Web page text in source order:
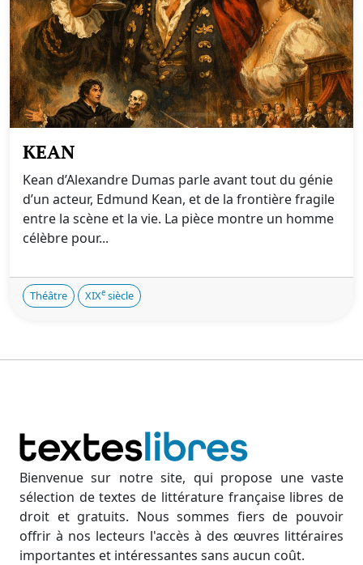
KEAN
Kean d’Alexandre Dumas parle avant tout du génie
d’un acteur, Edmund Kean, et de la frontière fragile
entre la scène et la vie. La pièce montre un homme
célèbre pour...
Théâtre XIXe siècle
Bienvenue sur notre site, qui propose une vaste
sélection de textes de littérature française libres de
droit et gratuits. Nous sommes fiers de pouvoir
offrir à nos lecteurs l'accès à des œuvres littéraires
importantes et intéressantes sans aucun coût.